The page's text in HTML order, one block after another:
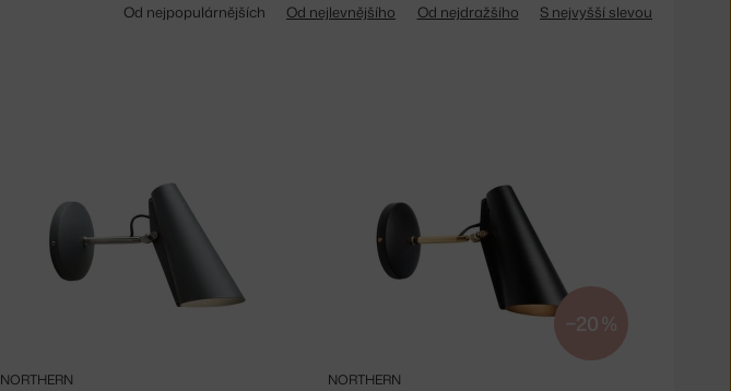
Od nejpopulárnějších Od nejlevnějšího Od nejdražšího S nejvyšší slevou
NORTHERN
−20 %
NORTHERN